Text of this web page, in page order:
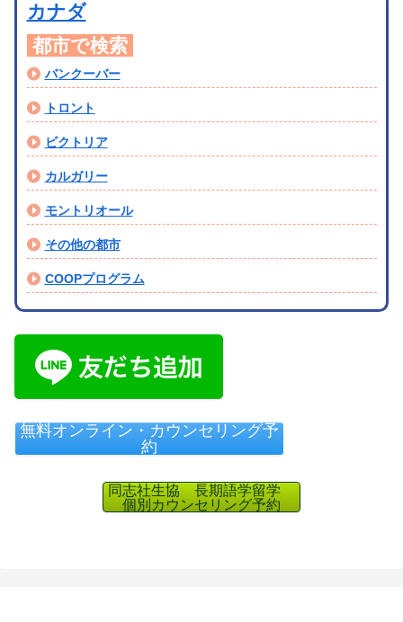
カナダ
都市で検索
バンクーバー
トロント
ビクトリア
カルガリー
モントリオール
その他の都市
COOPプログラム
無料オンライン・カウンセリング予
約
同志社生協 長期語学留学
個別カウンセリング予約